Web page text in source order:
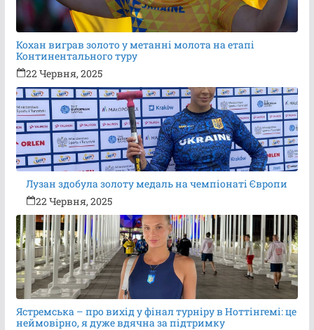
Кохан виграв золото у метанні молота на етапі
Континентального туру
22 Червня, 2025
Лузан здобула золоту медаль на чемпіонаті Європи
22 Червня, 2025
Ястремська – про вихід у фінал турніру в Ноттінгемі: це
неймовірно, я дуже вдячна за підтримку